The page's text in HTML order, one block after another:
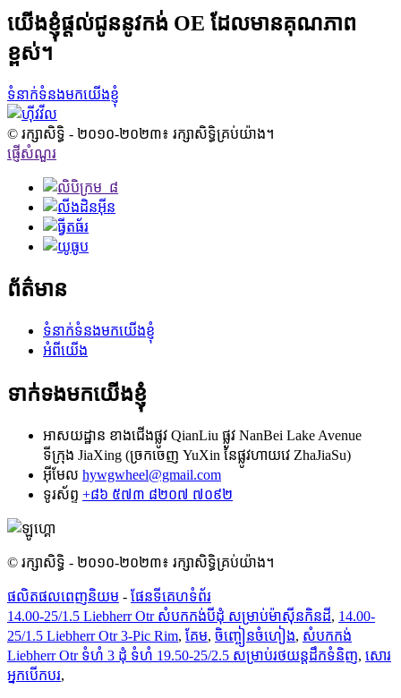
យើងខ្ញុំផ្តល់ជូននូវកង់ OE ដែលមានគុណភាព
ខ្ពស់។
ទំនាក់ទំនងមកយើងខ្ញុំ
© រក្សាសិទ្ធិ - ២០១០-២០២៣៖ រក្សាសិទ្ធិគ្រប់យ៉ាង។
ផ្ញើសំណួរ
ព័ត៌មាន
ទំនាក់ទំនងមកយើងខ្ញុំ
អំពីយើង
ទាក់ទងមកយើងខ្ញុំ
អាសយដ្ឋាន ខាងជើងផ្លូវ QianLiu ផ្លូវ NanBei Lake Avenue
ទីក្រុង JiaXing (ច្រកចេញ YuXin នៃផ្លូវហាយវេ ZhaJiaSu)
អ៊ីមែល hywgwheel@gmail.com
ទូរស័ព្ទ +៨៦ ៥៧៣ ៨២០៧ ៧០៩២
© រក្សាសិទ្ធិ - ២០១០-២០២៣៖ រក្សាសិទ្ធិគ្រប់យ៉ាង។
ផលិតផលពេញនិយម - ផែនទីគេហទំព័រ
14.00-25/1.5 Liebherr Otr សំបកកង់បីដុំ សម្រាប់ម៉ាស៊ីនកិនដី, 14.00-
25/1.5 Liebherr Otr 3-Pic Rim, គែម, ចិញ្ចៀនចំហៀង, សំបកកង់
Liebherr Otr ទំហំ 3 ដុំ ទំហំ 19.50-25/2.5 សម្រាប់រថយន្តដឹកទំនិញ, សោរ
អ្នកបើកបរ,